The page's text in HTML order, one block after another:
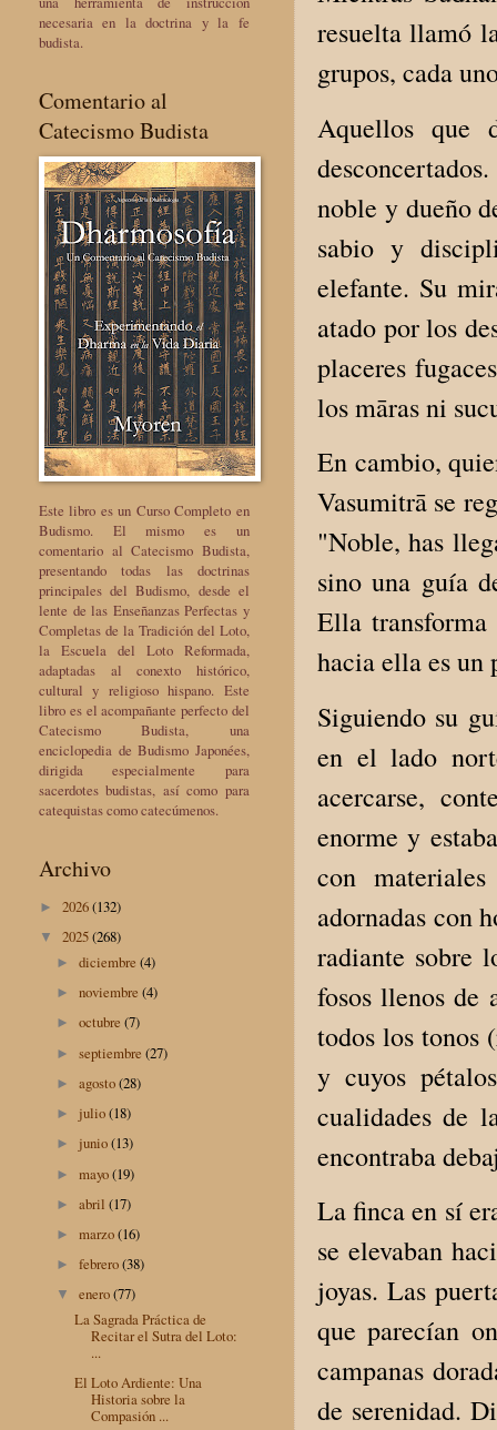
resuelta llamó
grupos, cada
Aquellos que
noble y dueño
sabio y
elefante. Su
atado por los
placeres
los māras ni
En cambio,
Vasumitrā se
"Noble, has
sino una guía
Ella
hacia ella es
Siguiendo su
en el lado
acercarse,
enorme y
con
adornadas con
radiante sobre
fosos llenos de
todos los tonos
y cuyos
cualidades de
encontraba
La finca en sí
se elevaban
joyas. Las
que parecían
campanas
de serenidad.
necesaria en la doctrina y la fe
budista.
Comentario al
Catecismo Budista
Este libro es un Curso Completo en
Budismo. El mismo es un
comentario al Catecismo Budista,
presentando todas las doctrinas
principales del Budismo, desde el
lente de las Enseñanzas Perfectas y
Completas de la Tradición del Loto,
la Escuela del Loto Reformada,
adaptadas al conexto histórico,
cultural y religioso hispano. Este
libro es el acompañante perfecto del
Catecismo Budista, una
enciclopedia de Budismo Japonées,
dirigida especialmente para
sacerdotes budistas, así como para
catequistas como catecúmenos.
Archivo
► 2026(132)
▼ 2025(268)
►diciembre(4)
►noviembre(4)
►octubre(7)
►septiembre(27)
►agosto(28)
► julio(18)
► junio(13)
►mayo(19)
►abril(17)
►marzo(16)
►febrero(38)
▼enero(77)
La Sagrada Práctica de
Recitar el Sutra del Loto:
...
El Loto Ardiente: Una
Historia sobre la
Compasión ...